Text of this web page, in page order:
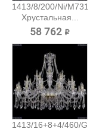
1413/8/200/Ni/M731
Хрустальная...
58 762 ₽
1413/16+8+4/460/G